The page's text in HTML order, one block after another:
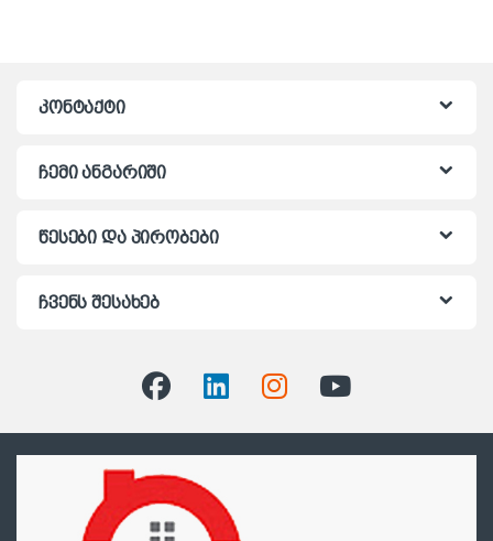
კონტაქტი
ჩემი ანგარიში
წესები და პირობები
ჩვენს შესახებ